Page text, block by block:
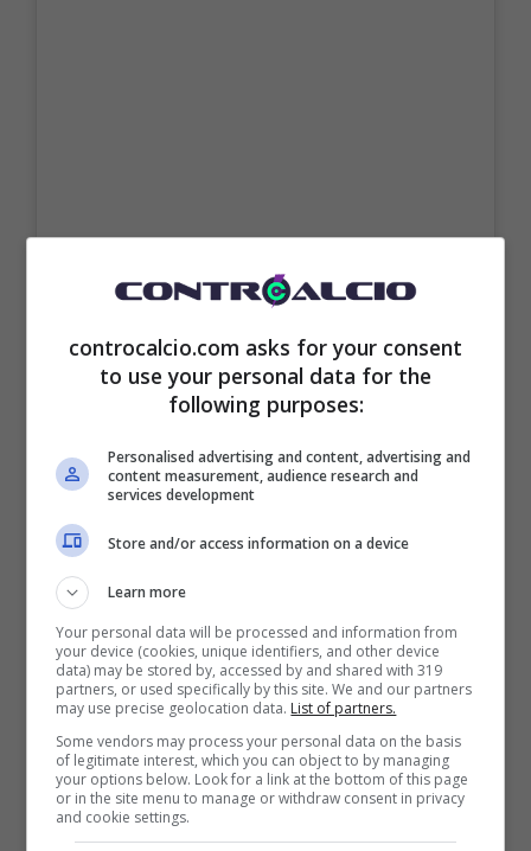
Visualizza questo post su Instagram
controcalcio.com asks for your consent
to use your personal data for the
following purposes:
Personalised advertising and content, advertising and
content measurement, audience research and
services development
Store and/or access information on a device
Learn more
Your personal data will be processed and information from
your device (cookies, unique identifiers, and other device
data) may be stored by, accessed by and shared with 319
partners, or used specifically by this site. We and our partners
may use precise geolocation data. List of partners.
Some vendors may process your personal data on the basis
of legitimate interest, which you can object to by managing
your options below. Look for a link at the bottom of this page
or in the site menu to manage or withdraw consent in privacy
and cookie settings.